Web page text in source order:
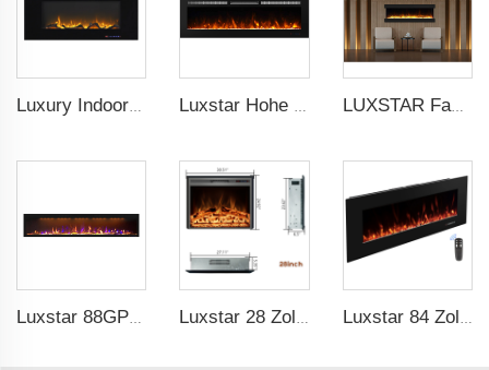
LUXSTAR Fabrik moderner Luxus LED-Einbaueinheit dekorativ realistische Flamme 3-seitige elektrische Kamine
Luxstar 88GP Zoll Indoor Medien Elektrischer Kaminheizer Königs-Slim 1.5KW Kamin App Fernbedienung Remote Luxstar 28 Zoll Hochwertiger Elektrischer Kaminschacht-Einbau mit Fernbedienung Luxstar 84 Zoll Wandmontierter Elektrischer Kamin mit 3 Flammenfarben, 5 Brennstoffbett-Farben, Elektrischer Kamin-Heizungshersteller